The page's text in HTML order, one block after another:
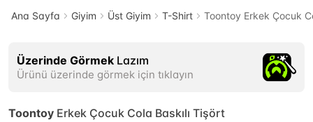
Ana Sayfa Giyim Üst Giyim T-Shirt Toontoy Erkek Çocuk
Üzerinde Görmek Lazım
Ürünü üzerinde görmek için tıklayın
Toontoy Erkek Çocuk Cola Baskılı Tişört